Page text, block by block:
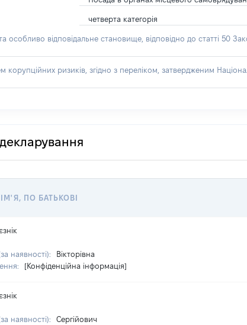
четверта категорія
відповідальне становище, відповідно до статті 50
ризиків, згідно з переліком, затвердженим
ПО БАТЬКОВІ
наявності):
Вікторівна
[Конфіденційна інформація]
наявності):
Сергійович